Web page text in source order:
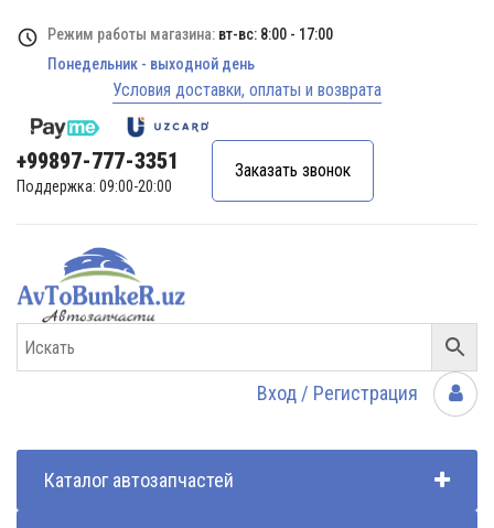
Режим работы магазина: вт-вс: 8:00 - 17:00
Понедельник - выходной день
Условия доставки, оплаты и возврата
+99897-777-3351
Поддержка: 09:00-20:00
Заказать звонок
Вход / Регистрация
Каталог автозапчастей